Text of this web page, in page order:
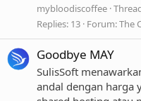
mybloodiscoffee
Replies: 13 Forum:The
Goodbye MAY
SulisSoft
andal dengan harga